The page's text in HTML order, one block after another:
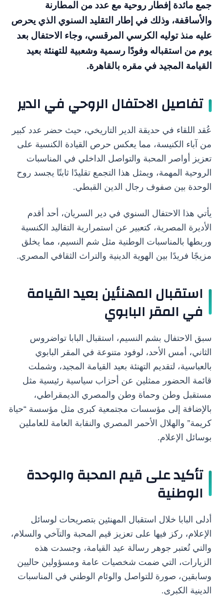
جمع مائدة إفطار روحية مع عدد من المطارنة
والأساقفة، وذلك في إطار التقليد السنوي الذي يحرص
عليه منذ توليه الكرسي المرقسي، وجاء الاحتفال بعد
يوم من استقباله وفودًا رسمية وشعبية للتهنئة بعيد
القيامة المجيد في مقره بالقاهرة.
تفاصيل الاحتفال الروحي في الدير
عُقد اللقاء في حديقة الدير التاريخي، حيث حضر عدد كبير
من آباء الكنيسة، مما يعكس حرص القيادة الكنسية على
تعزيز أواصر المحبة والتواصل الداخلي في المناسبات
الروحية المهمة، ويمثل هذا التجمع تقليدًا ثابتًا يجسد روح
الوحدة بين صفوف رجال الدين القبطي.
يأتي هذا الاحتفال السنوي في دير السريان، أحد أقدم
الأديرة المصرية، كتعبير عن استمرارية التقاليد الكنسية
وربطها بالمناسبات الوطنية مثل شم النسيم، مما يخلق
مزيجًا فريدًا بين الهوية الدينية والتراث الثقافي المصري.
استقبال المهنئين بعيد القيامة
في المقر البابوي
سبق الاحتفال بشم النسيم، استقبال البابا تواضروس
الثاني، أمس الأحد، لوفود متنوعة في المقر البابوي
بالعباسية، لتقديم التهنئة بعيد القيامة المجيد، وشملت
قائمة الحضور ممثلين عن أحزاب سياسية رئيسية مثل
مستقبل وطن وحماة وطن والمصري الديمقراطي،
بالإضافة إلى مؤسسات مجتمعية كبرى مثل مؤسسة “حياة
كريمة” والهلال الأحمر المصري والنقابة العامة للعاملين
بوسائل الإعلام.
تأكيد على قيم المحبة والوحدة
الوطنية
أدلى البابا خلال استقبال المهنئين بتصريحات لوسائل
الإعلام، ركز فيها على تعزيز قيم المحبة والتآخي والسلام،
والتي تُعتبر جوهر رسالة عيد القيامة، وجسدت هذه
الزيارات، التي ضمت شخصيات عامة ومسؤولين حاليين
وسابقين، صورة للتواصل والوئام الوطني في المناسبات
الدينية الكبرى.